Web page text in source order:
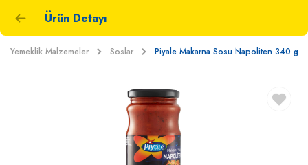
Ürün Detayı
Yemeklik Malzemeler Soslar Piyale Makarna Sosu Napoliten 340 g